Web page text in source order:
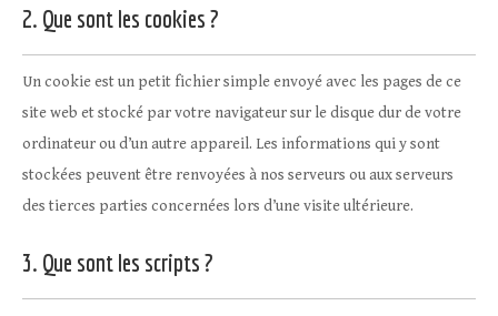
2. Que sont les cookies ?
Un cookie est un petit fichier simple envoyé avec les pages de ce
site web et stocké par votre navigateur sur le disque dur de votre
ordinateur ou d’un autre appareil. Les informations qui y sont
stockées peuvent être renvoyées à nos serveurs ou aux serveurs
des tierces parties concernées lors d’une visite ultérieure.
3. Que sont les scripts ?